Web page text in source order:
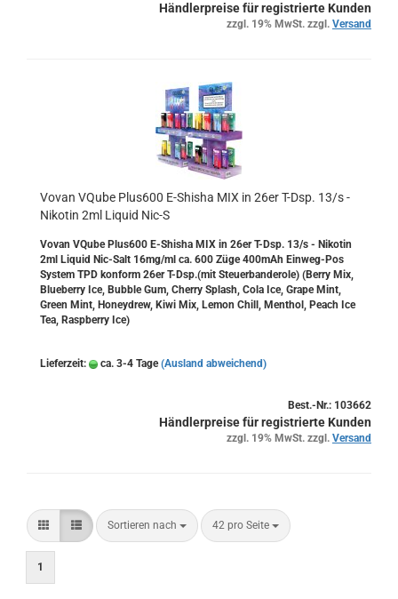
Händlerpreise für registrierte Kunden
zzgl. 19% MwSt. zzgl. Versand
Vovan VQube Plus600 E-​Shi­sha MIX in 26er T-Dsp. 13/s -
Ni­ko­tin 2ml Li­quid Nic-S
Vovan VQube Plus600 E-​Shisha MIX in 26er T-Dsp. 13/s - Ni­ko­tin
2ml Li­quid Nic-​Salt 16mg/ml ca. 600 Züge 400mAh Einweg-​Pos
Sys­tem TPD kon­form 26er T-Dsp.(mit Steu­er­ban­de­ro­le) (Berry Mix,
Blue­ber­ry Ice, Bub­ble Gum, Cher­ry Splash, Cola Ice, Grape Mint,
Green Mint, Ho­ney­drew, Kiwi Mix, Lemon Chill, Men­thol, Peach Ice
Tea, Raspber­ry Ice)
Lieferzeit: ca. 3-4 Tage (Ausland abweichend)
Best.-Nr.: 103662
Händlerpreise für registrierte Kunden
zzgl. 19% MwSt. zzgl. Versand
Sortieren nach 42 pro Seite
1